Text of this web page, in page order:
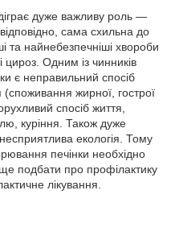
дуже важливу роль —
сама схильна до
та найнебезпечніші хвороби
цироз. Одним із чинників
є неправильний спосіб
жирної, гострої
спосіб життя,
куріння. Також дуже
екологія. Тому
печінки необхідно
подбати про профілактику
лікування.